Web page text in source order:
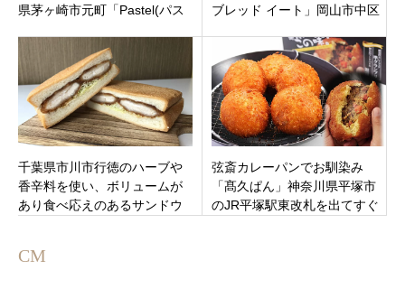
県茅ヶ崎市元町「Pastel(パス
ラスカ茅ヶ崎店」
ブレッド イート」岡山市中区
千葉県市川市行徳のハーブや
香辛料を使い、ボリュームが
あり食べ応えのあるサンドウ
弦斎カレーパンでお馴染み
「髙久ぱん」神奈川県平塚市
のJR平塚駅東改札を出てすぐ
CM